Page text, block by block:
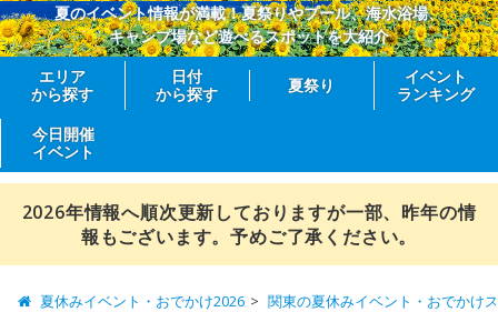
夏のイベント情報が満載！夏祭りやプール、海水浴場、
キャンプ場など遊べるスポットを大紹介
エリア
から探す
日付
から探す
夏祭り
イベント
ランキング
今日開催
イベント
2026年情報へ順次更新しておりますが一部、昨年の情
報もございます。予めご了承ください。
夏休みイベント・おでかけ2026 関東の夏休みイベント・おでかけ